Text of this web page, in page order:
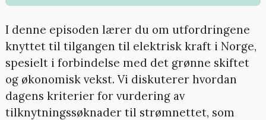
I denne episoden lærer du om utfordringene
knyttet til tilgangen til elektrisk kraft i Norge,
spesielt i forbindelse med det grønne skiftet
og økonomisk vekst. Vi diskuterer hvordan
dagens kriterier for vurdering av
tilknytningssøknader til strømnettet, som